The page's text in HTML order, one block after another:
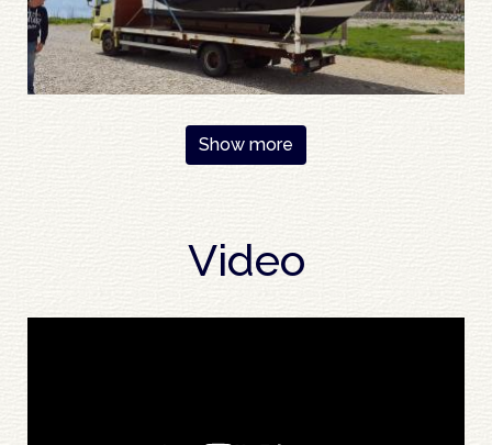
Show more
Video